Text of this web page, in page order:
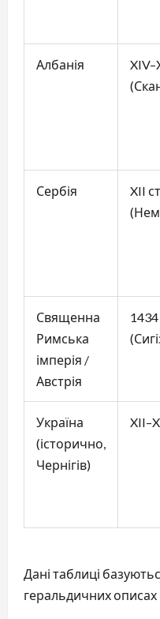
Албанія
Сербія
XII
Священна
Римська
імперія /
Австрія
Україна
(історично,
Чернігів)
Дані таблиці
геральдичних описах